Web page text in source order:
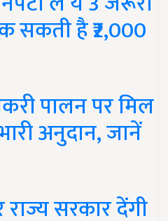
सकती है ₹2,000
पालन पर मिल
अनुदान, जानें
राज्य सरकार देंगी